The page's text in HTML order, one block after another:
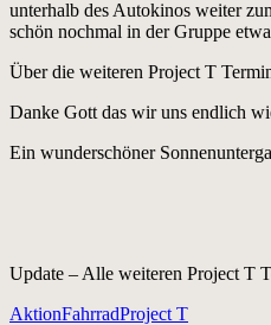
unterhalb des Autokinos weiter
schön nochmal in der Gruppe
Über die weiteren Project T
Danke Gott das wir uns endlich
Ein wunderschöner
Update – Alle weiteren Project T
AktionFahrradProject T